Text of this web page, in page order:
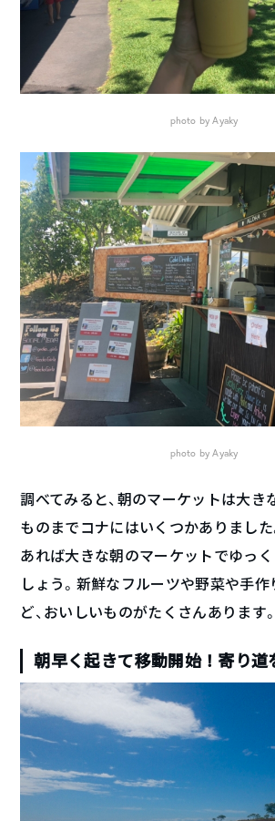
photo by Ayaky
photo by Ayaky
調べてみると、朝のマーケットは大き
ものまでコナにはいくつかありまし
あれば大きな朝のマーケットでゆっ
しょう。新鮮なフルーツや野菜や手
ど、おいしいものがたくさんあります。
朝早く起きて移動開始！寄り道